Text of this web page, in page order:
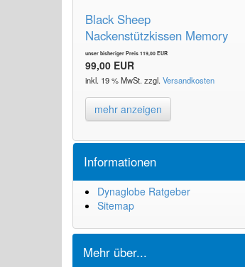
Black Sheep
Nackenstützkissen Memory
unser bisheriger Preis 119,00 EUR
99,00 EUR
inkl. 19 % MwSt. zzgl. Versandkosten
mehr anzeigen
Informationen
Dynaglobe Ratgeber
Sitemap
Mehr über...